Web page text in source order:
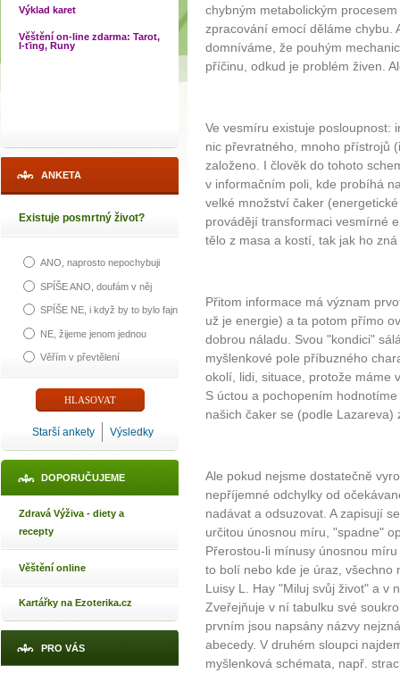
Výklad karet
Věštění on-line zdarma: Tarot,
I-ťing, Runy
ANKETA
Existuje posmrtný život?
ANO, naprosto nepochybuji
SPÍŠE ANO, doufám v něj
SPÍŠE NE, i když by to bylo fajn
NE, žijeme jenom jednou
Věřím v převtělení
Starší ankety Výsledky
DOPORUČUJEME
Zdravá Výživa - diety a
recepty
Věštění online
Kartářky na Ezoterika.cz
PRO VÁS
chybným metabolickým
zpracování emocí děláme chybu.
domníváme, že pouhým
příčinu, odkud je problém živen.
Ve vesmíru existuje posloupnost:
nic převratného, mnoho přístrojů
založeno. I člověk do tohoto
v informačním poli, kde probíhá
velké množství čaker
provádějí transformaci vesmírné
tělo z masa a kostí, tak jak ho
Přitom informace má význam
už je energie) a ta potom přímo
dobrou náladu. Svou "kondici"
myšlenkové pole příbuzného
okolí, lidi, situace, protože máme
S úctou a pochopením
našich čaker se (podle
Ale pokud nejsme dostatečně
nepříjemné odchylky od
nadávat a odsuzovat. A zapisují
určitou únosnou míru, "spadne"
Přerostou-li mínusy únosnou
to bolí nebo kde je úraz, všechno
Luisy L. Hay "Miluj svůj život" a v
Zveřejňuje v ní tabulku své
prvním jsou napsány názvy
abecedy. V druhém sloupci
myšlenková schémata, např.